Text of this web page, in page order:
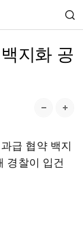
지화 공
급 협약 백지
경찰이 입건